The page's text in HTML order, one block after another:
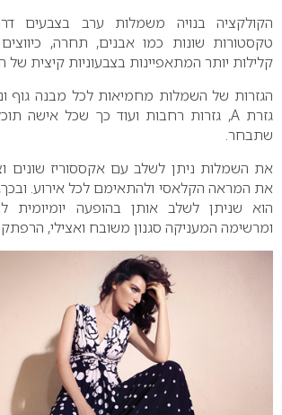
הקולקציה בנויה משמלות ערב בצבעים
טקסטורות שונות כמו אבנים, תחרה,
קלילות יותר המתאפיינות בצבעוניות קיצית של
הגזרות של השמלות מחמיאות לכל מבנה גוף
גזרתA, גזרות רחבות ועוד כך שכל אישה
שתבחר.
את השמלות ניתן לשלב עם אקססוריז שונים
את המראה הקלאסי ולהתאימם לכל אירוע.
הוא שניתן לשלב אותן בהופעה יומיומית
ומרשימה המעניקה סגנון משובח ואצילי,